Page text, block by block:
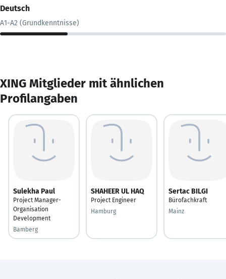
Deutsch
A1-A2 (Grundkenntnisse)
XING Mitglieder mit ähnlichen
Profilangaben
Sulekha Paul
Project Manager-
Organisation
Development
Bamberg
SHAHEER UL HAQ
Project Engineer
Hamburg
Sertac BILGI
Bürofachkraft
Mainz